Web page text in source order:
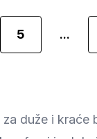
5 ...
duže i kraće